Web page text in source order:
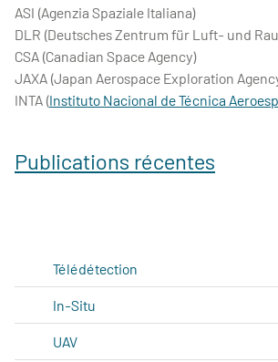
ASI (Agenzia Spaziale Italiana)
DLR (Deutsches Zentrum für Luft- und
CSA (Canadian Space Agency)
JAXA (Japan Aerospace Exploration
INTA (Instituto Nacional de Técnica
Publications récentes
Télédétection
In-Situ
UAV